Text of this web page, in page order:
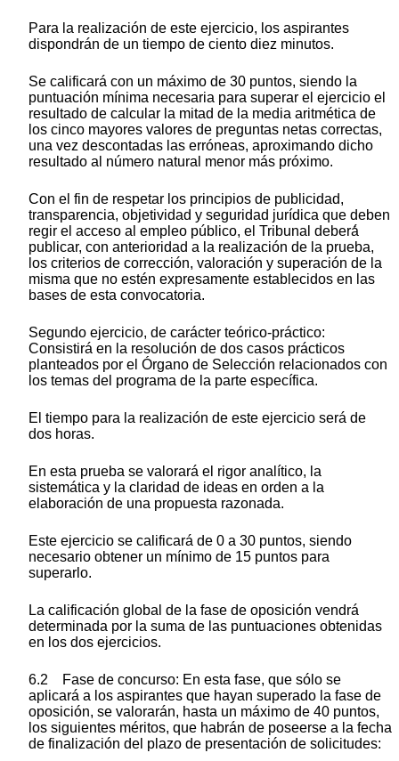
Para la realización de este ejercicio, los aspirantes
dispondrán de un tiempo de ciento diez minutos.
Se calificará con un máximo de 30 puntos, siendo la
puntuación mínima necesaria para superar el ejercicio el
resultado de calcular la mitad de la media aritmética de
los cinco mayores valores de preguntas netas correctas,
una vez descontadas las erróneas, aproximando dicho
resultado al número natural menor más próximo.
Con el fin de respetar los principios de publicidad,
transparencia, objetividad y seguridad jurídica que deben
regir el acceso al empleo público, el Tribunal deberá́
publicar, con anterioridad a la realización de la prueba,
los criterios de corrección, valoración y superación de la
misma que no estén expresamente establecidos en las
bases de esta convocatoria.
Segundo ejercicio, de carácter teórico-práctico:
Consistirá en la resolución de dos casos prácticos
planteados por el Órgano de Selección relacionados con
los temas del programa de la parte específica.
El tiempo para la realización de este ejercicio será de
dos horas.
En esta prueba se valorará el rigor analítico, la
sistemática y la claridad de ideas en orden a la
elaboración de una propuesta razonada.
Este ejercicio se calificará de 0 a 30 puntos, siendo
necesario obtener un mínimo de 15 puntos para
superarlo.
La calificación global de la fase de oposición vendrá
determinada por la suma de las puntuaciones obtenidas
en los dos ejercicios.
6.2 Fase de concurso: En esta fase, que sólo se
aplicará a los aspirantes que hayan superado la fase de
oposición, se valorarán, hasta un máximo de 40 puntos,
los siguientes méritos, que habrán de poseerse a la fecha
de finalización del plazo de presentación de solicitudes: